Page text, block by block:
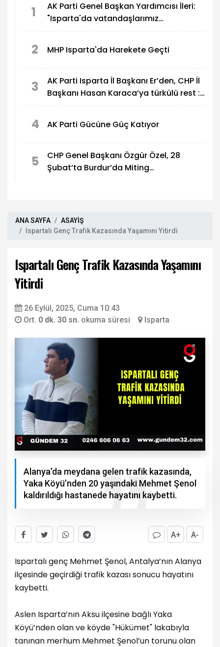
1
AK Parti Genel Başkan Yardımcısı İleri:
"Isparta'da vatandaşlarımız
2 MHP Isparta'da Harekete Geçti
3
AK Parti Isparta İl Başkanı Er’den, CHP İl
Başkanı Hasan Karaca’ya türkülü rest :
4 AK Parti Gücüne Güç Katıyor
5
CHP Genel Başkanı Özgür Özel, 28
Şubat’ta Burdur’da Miting
ANA SAYFA
ASAYİŞ
Ispartalı Genç Trafik Kazasında Yaşamını Yitirdi
Ispartalı Genç Trafik Kazasında Yaşamını
Yitirdi
26 Eylül, 2025, Cuma 10:43
Ort. 0 dk. 30 sn. okuma süresi Isparta
Alanya’da meydana gelen trafik kazasında,
Yaka Köyü’nden 20 yaşındaki Mehmet Şenol
kaldırıldığı hastanede hayatını kaybetti.
A+ A-
Ispartalı genç Mehmet Şenol, Antalya’nın Alanya
ilçesinde geçirdiği trafik kazası sonucu hayatını
kaybetti.
Aslen Isparta’nın Aksu ilçesine bağlı Yaka
Köyü’nden olan ve köyde "Hükümet" lakabıyla
tanınan merhum Mehmet Şenol’un torunu olan